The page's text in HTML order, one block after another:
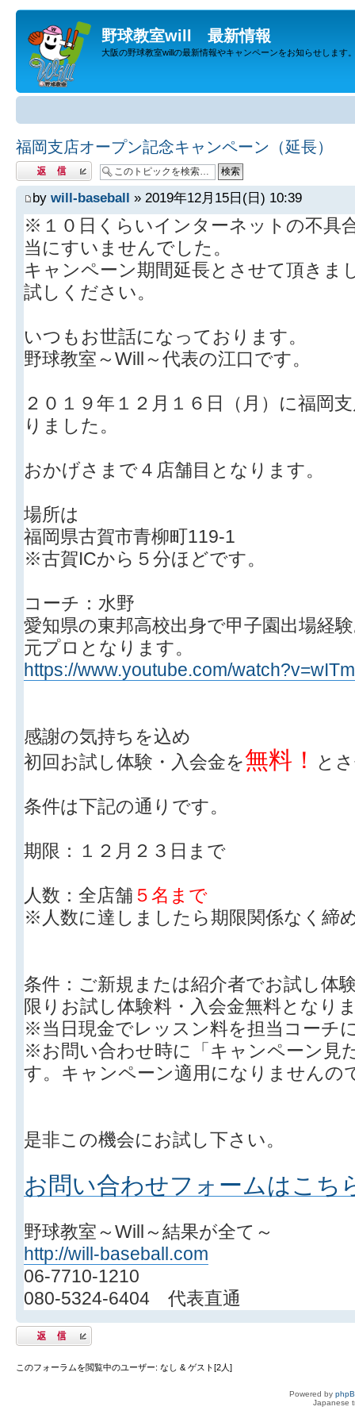
野球教室will 最新情報
大阪の野球教室willの最新情報やキャンペーンをお知らせします
福岡支店オープン記念キャンペーン（延長）
返信する
by will-baseball » 2019年12月15日(日) 10:39
※１０日くらいインターネットの不具
当にすいませんでした。
キャンペーン期間延長とさせて頂きま
試しください。
いつもお世話になっております。
野球教室～Will～代表の江口です。
２０１９年１２月１６日（月）に福岡
りました。
おかげさまで４店舗目となります。
場所は
福岡県古賀市青柳町119-1
※古賀ICから５分ほどです。
コーチ：水野
愛知県の東邦高校出身で甲子園出場経
元プロとなります。
https://www.youtube.com/
感謝の気持ちを込め
初回お試し体験・入会金を無料！ と
条件は下記の通りです。
期限：１２月２３日まで
人数：全店舗 ５名まで
※人数に達しましたら期限関係なく締
条件：ご新規または紹介者でお試し体
限りお試し体験料・入会金無料となり
※当日現金でレッスン料を担当コーチ
※お問い合わせ時に「キャンペーン見
す。キャンペーン適用になりませんの
是非この機会にお試し下さい。
お問い合わせフォームはこち
野球教室～Will～結果が全て～
http://will-baseball.com
06-7710-1210
080-5324-6404 代表直通
返信する
このフォーラムを閲覧中のユーザー: なし & ゲスト[2人]
Powered by
Japanese